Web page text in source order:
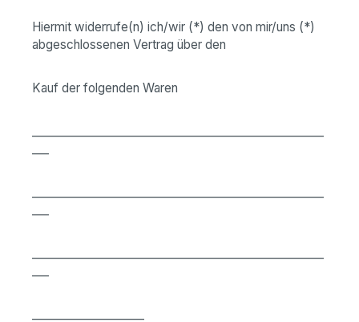
Hiermit widerrufe(n) ich/wir (*) den von mir/uns (*)
abgeschlossenen Vertrag über den
Kauf der folgenden Waren